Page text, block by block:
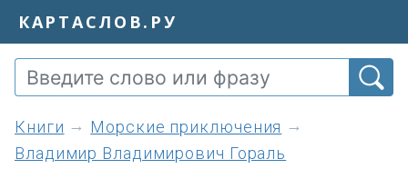
КАРТАСЛОВ.РУ
книги
Морские приключения
Владимир Владимирович Гораль